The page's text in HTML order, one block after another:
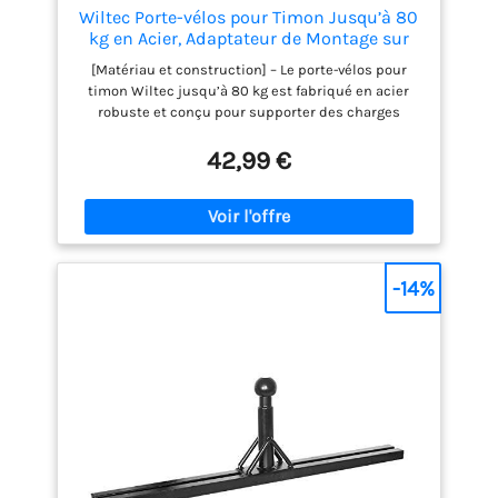
Wiltec Porte-vélos pour Timon Jusqu’à 80
kg en Acier, Adaptateur de Montage sur
Timon pour remorques et caravanes
[Matériau et construction] – Le porte-vélos pour
timon Wiltec jusqu’à 80 kg est fabriqué en acier
robuste et conçu pour supporter des charges
assure une base solide pour une utilisation en tant
que porte-vélos. La finition noire s’intègre
discrètement aux remorques et caravanes et
permet une intégration harmonieuse dans les
solutions de transport existantes. [Système de
montage et contenu de la livraison] – L’adaptateur
de porte-vélos est livré avec des supports en U, des
plaques de serrage ainsi que des vis avec écrous
un logement stable pour le porte-vélos, sans
nécessiter d’adaptations supplémentaires. [Charge
maximale et domaine d’utilisation] – Avec une
capacité de charge allant jusqu’à 80 kg, le porte-
vélos pour timon est conçu pour le transport
sécurisé des vélos. Sa construction est prévue pour
42,99 €
-14%